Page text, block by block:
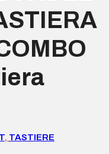
, TASTIERE